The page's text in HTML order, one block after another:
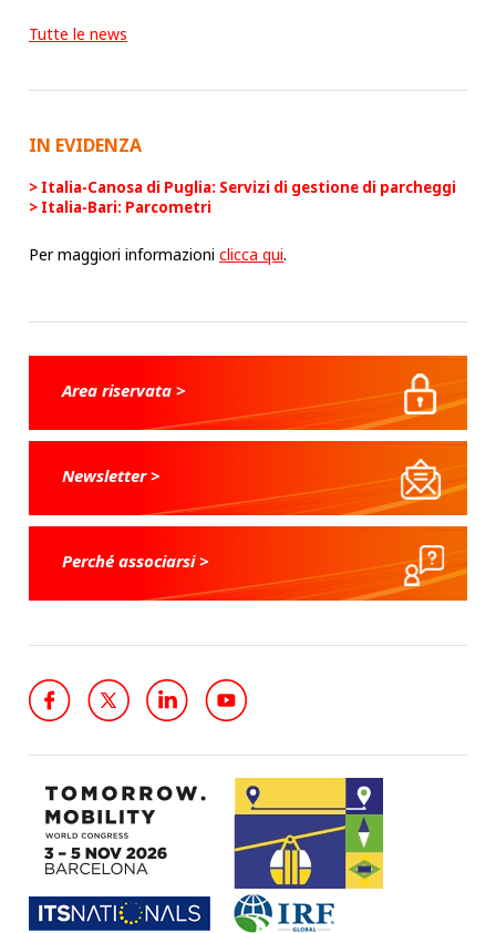
Tutte le news
IN EVIDENZA
Italia-Canosa di Puglia: Servizi di gestione di parcheggi
Italia-Bari: Parcometri
Per maggiori informazioniclicca qui.
Area riservata >
Newsletter >
Perché associarsi >